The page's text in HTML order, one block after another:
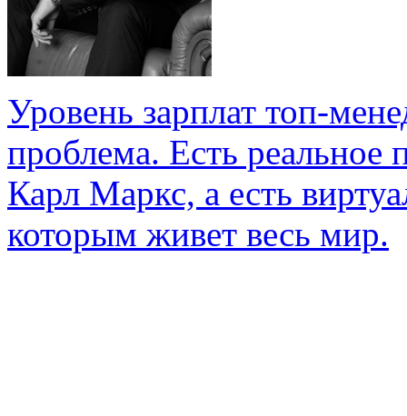
Уровень зарплат топ-
проблема. Есть реальное
Карл Маркс, а есть
которым живет весь мир.